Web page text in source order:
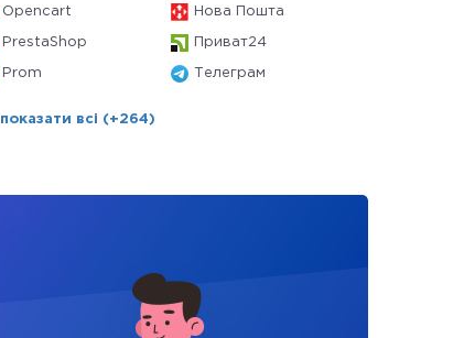
Opencart Нова Пошта
PrestaShop Приват24
Prom Телеграм
показати всі (+264)